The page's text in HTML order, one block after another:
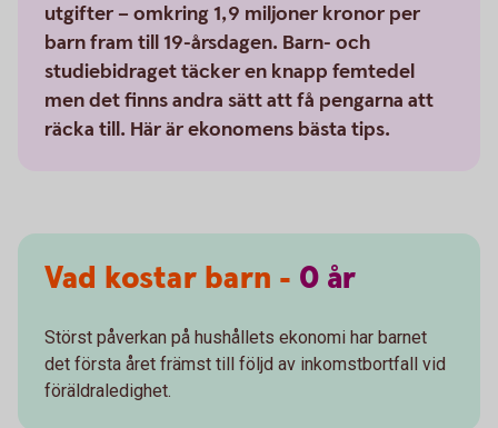
utgifter – omkring 1,9 miljoner kronor per
barn fram till 19-årsdagen. Barn- och
studiebidraget täcker en knapp femtedel
men det finns andra sätt att få pengarna att
räcka till. Här är ekonomens bästa tips.
Vad kostar barn - 0 år
Störst påverkan på hushållets ekonomi har barnet
det första året främst till följd av inkomstbortfall vid
föräldraledighet.